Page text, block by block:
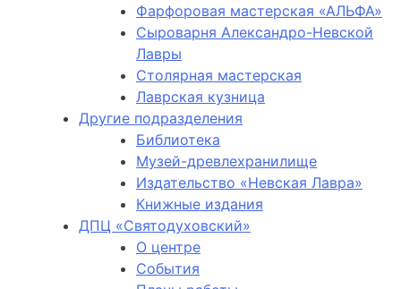
Фарфоровая мастерская «АЛЬФА»
Сыроварня Александро-Невской
Лавры
Столярная мастерская
Лаврская кузница
Другие подразделения
Библиотека
Музей-древлехранилище
Издательство «Невская Лавра»
Книжные издания
ДПЦ «Святодуховский»
О центре
События